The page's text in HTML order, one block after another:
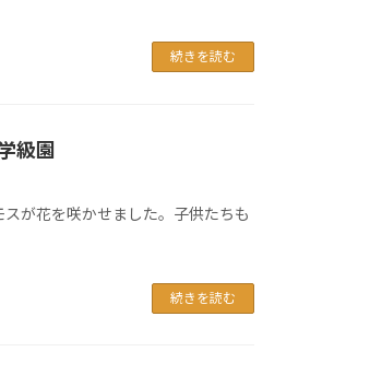
続きを読む
級園
が花を咲かせました。子供たちも
続きを読む